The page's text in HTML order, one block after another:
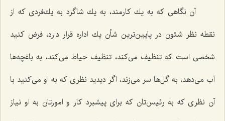
آن نگاهی كه به یك كارمند، به یك شاگرد به یك‌فردی كه از
نقطه نظر شئون در پایین‌ترین شأن یك اداره قرار دارد، فرض كنید
شخصی است كه تنظیف می‌كند، تنظیف حیاط می‌كند، به باغچه‌ها
آب می‌دهد، به گل‌ها سر می‌زند، اگر دیدید نظری كه به او می‌كنید با
آن نظری كه به رئیس‌تان كه برای پیشبرد كار و امورتان به او نیاز